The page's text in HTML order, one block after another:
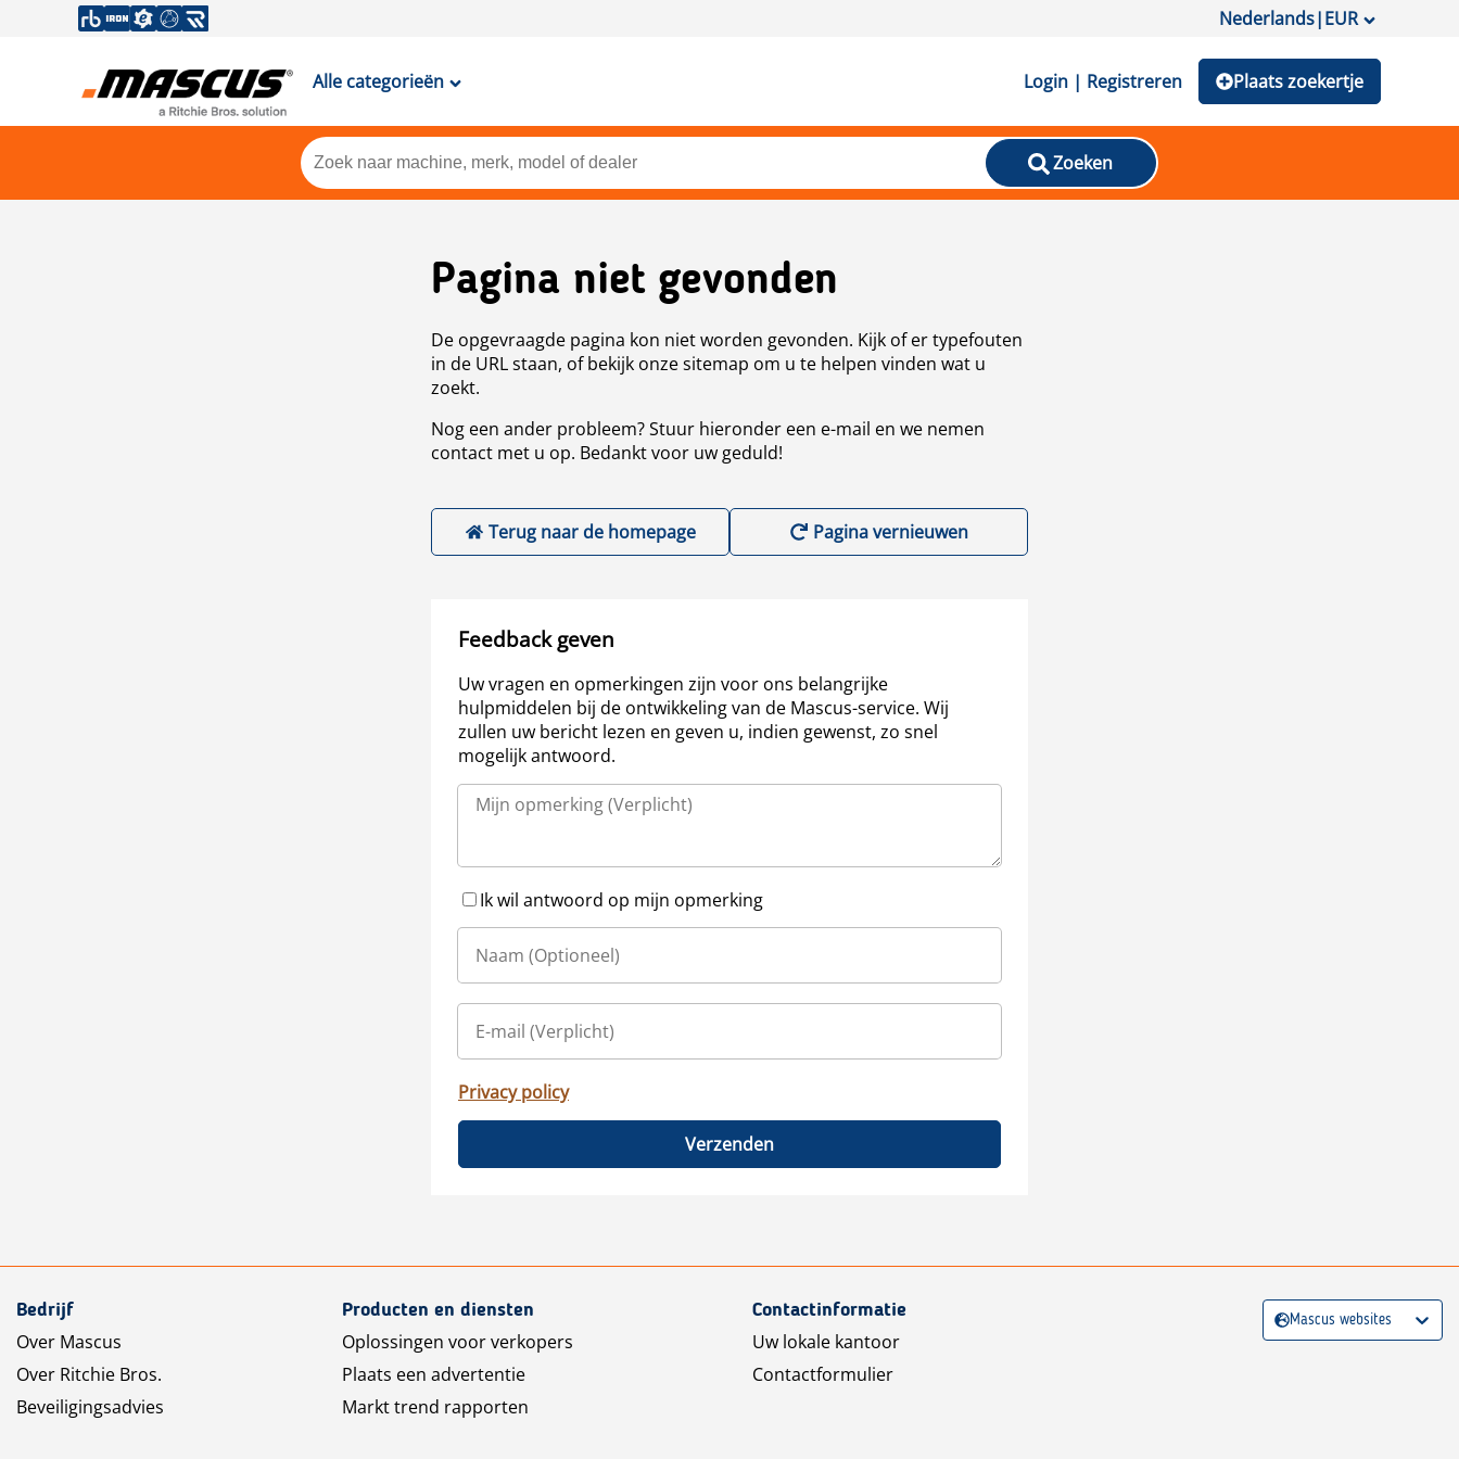
Nederlands|EUR
Alle categorieën Login | Registreren Plaats zoekertje
Zoeken
Pagina niet gevonden
De opgevraagde pagina kon niet worden gevonden. Kijk of er typefouten
in de URL staan, of bekijk onze sitemap om u te helpen vinden wat u
zoekt.
Nog een ander probleem? Stuur hieronder een e-mail en we nemen
contact met u op. Bedankt voor uw geduld!
Terug naar de homepage Pagina vernieuwen
Feedback geven
Uw vragen en opmerkingen zijn voor ons belangrijke
hulpmiddelen bij de ontwikkeling van de Mascus-service. Wij
zullen uw bericht lezen en geven u, indien gewenst, zo snel
mogelijk antwoord.
Ik wil antwoord op mijn opmerking
Privacy policy
Verzenden
Bedrijf
Over Mascus
Over Ritchie Bros.
Beveiligingsadvies
Producten en diensten
Oplossingen voor verkopers
Plaats een advertentie
Markt trend rapporten
Contactinformatie
Uw lokale kantoor
Contactformulier
Mascus websites